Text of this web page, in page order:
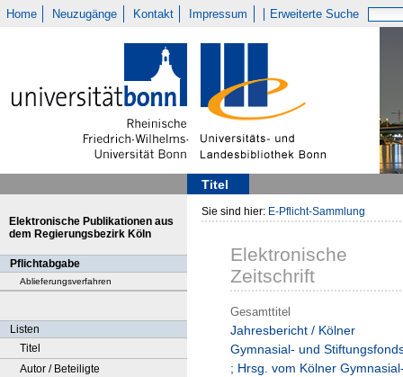
Home Neuzugänge Kontakt Impressum Erweiterte Suche
Titel
Elektronische Publikationen aus
dem Regierungsbezirk Köln
Pflichtabgabe
Ablieferungsverfahren
Listen
Titel
Autor / Beteiligte
Sie sind hier: E-Pflicht-Sammlung
Elektronische
Zeitschrift
Gesamttitel
Jahresbericht / Kölner
Gymnasial- und
; Hrsg. vom Kölner